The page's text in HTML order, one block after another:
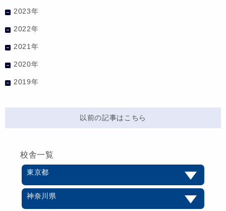
2023年
2022年
2021年
2020年
2019年
以前の記事はこちら
校舎一覧
東京都
神奈川県